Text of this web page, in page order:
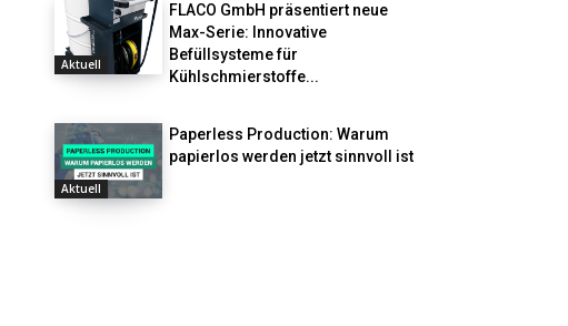
Aktuell
FLACO GmbH präsentiert neue
Max-Serie: Innovative
Befüllsysteme für
Kühlschmierstoffe...
Aktuell
Paperless Production: Warum
papierlos werden jetzt sinnvoll ist